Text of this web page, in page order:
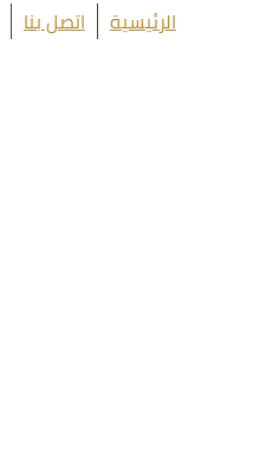
الرئيسية اتصل بنا